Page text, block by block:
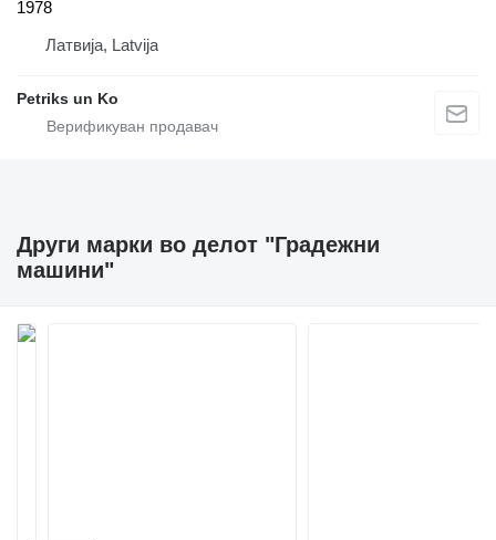
1978
Латвија, Latvija
Petriks un Ko
Други марки во делот "Градежни
машини"